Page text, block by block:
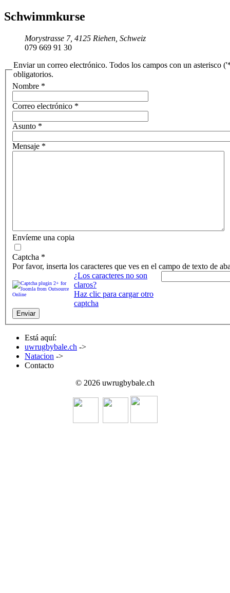
Schwimmkurse
Morystrasse 7, 4125 Riehen, Schweiz
079 669 91 30
Enviar un correo electrónico. Todos los campos con un asterisco
obligatorios.
Nombre *
Correo electrónico *
Asunto *
Mensaje *
Envíeme una copia
Captcha *
Por favor, inserta los caracteres que ves en el campo de texto de
¿Los caracteres no son
claros?
Haz clic para cargar otro
captcha
Enviar
Está aquí:
uwrugbybale.ch ->
Natacion ->
Contacto
© 2026 uwrugbybale.ch